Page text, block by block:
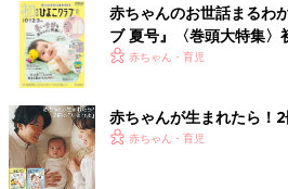
赤ちゃんのお世話まるわ
ブ 夏号』〈巻頭大特集
く！ おっぱい・ミルクの
赤ちゃん・育児
赤ちゃんが生まれたら！2
赤ちゃん・育児